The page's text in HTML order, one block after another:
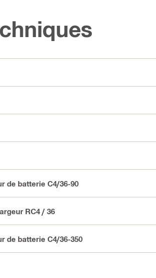
de batterie C4/36-90
RC4 / 36
de batterie C4/36-350